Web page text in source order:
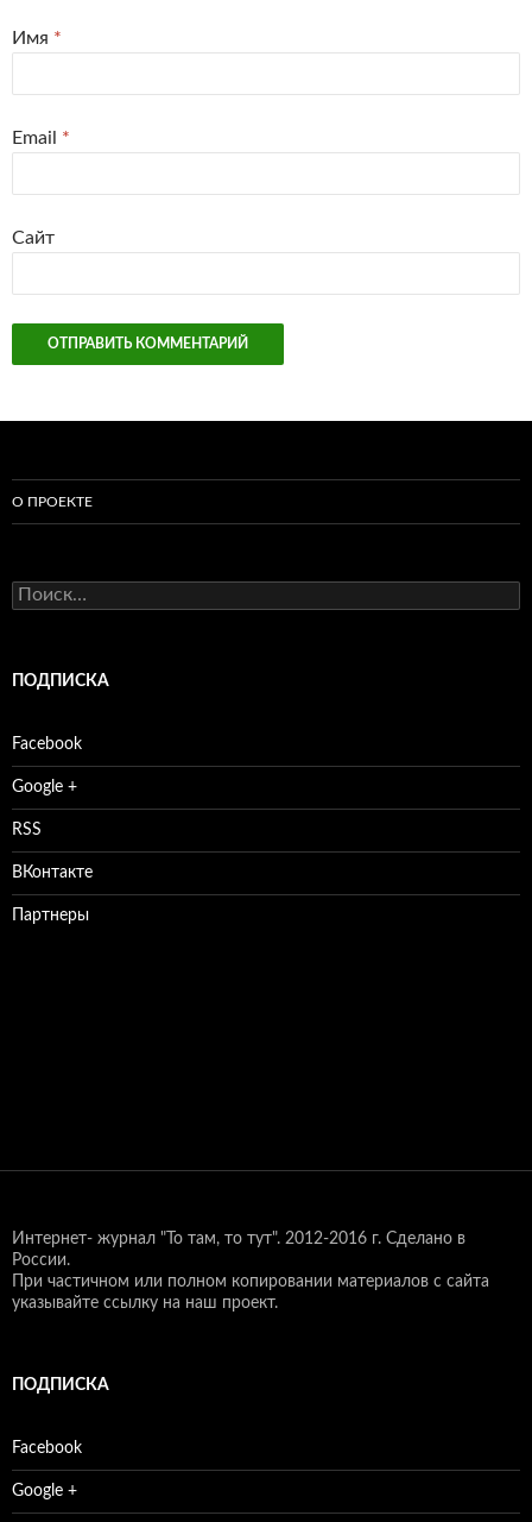
Имя *
Email *
Сайт
О ПРОЕКТЕ
Найти:
ПОДПИСКА
Facebook
Google +
RSS
ВКонтакте
Партнеры
Интернет- журнал "То там, то тут". 2012-2016 г. Сделано в
России.
При частичном или полном копировании материалов с сайта
указывайте ссылку на наш проект.
ПОДПИСКА
Facebook
Google +